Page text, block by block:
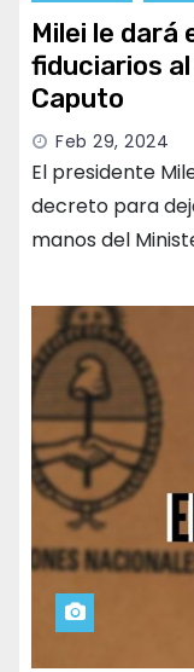
Milei le dará
fiduciarios
Caputo
Feb 29, 2024
El presidente
decreto para
manos del